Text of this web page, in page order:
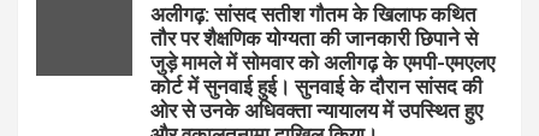
अलीगढ़: सांसद सतीश गौतम के खिलाफ कथित
तौर पर शैक्षणिक योग्यता की जानकारी छिपाने से
जुड़े मामले में सोमवार को अलीगढ़ के एमपी-एमएलए
कोर्ट में सुनवाई हुई। सुनवाई के दौरान सांसद की
ओर से उनके अधिवक्ता न्यायालय में उपस्थित हुए